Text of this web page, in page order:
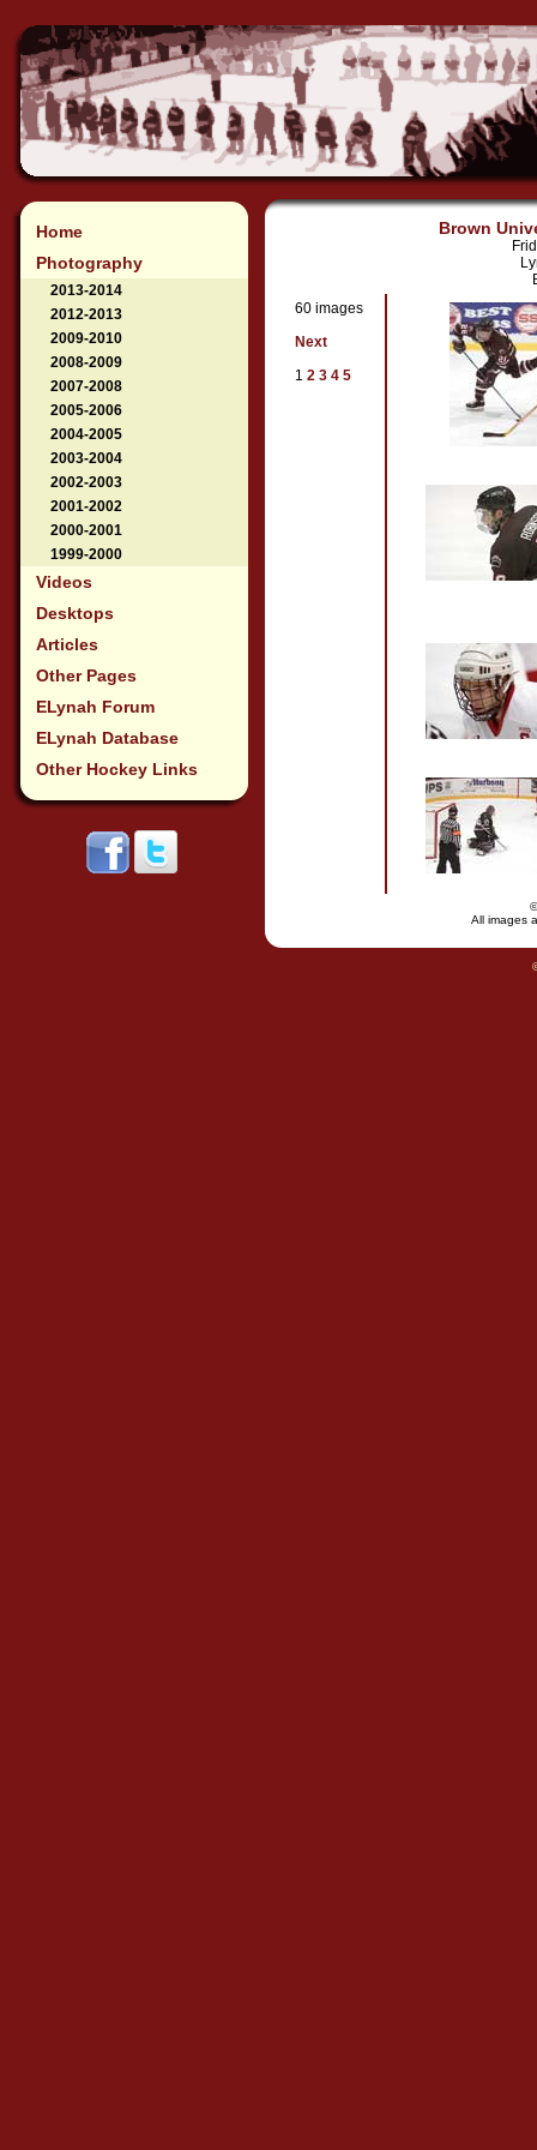
Home
Photography
2013-2014
2012-2013
2009-2010
2008-2009
2007-2008
2005-2006
2004-2005
2003-2004
2002-2003
2001-2002
2000-2001
1999-2000
Videos
Desktops
Articles
Other Pages
ELynah Forum
ELynah Database
Other Hockey Links
Brown
60 images
Next
1 2 3 4 5
All images